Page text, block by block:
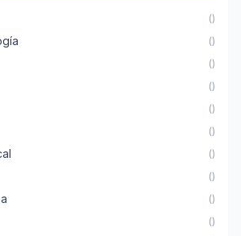
()
()
()
()
()
()
()
()
()
()